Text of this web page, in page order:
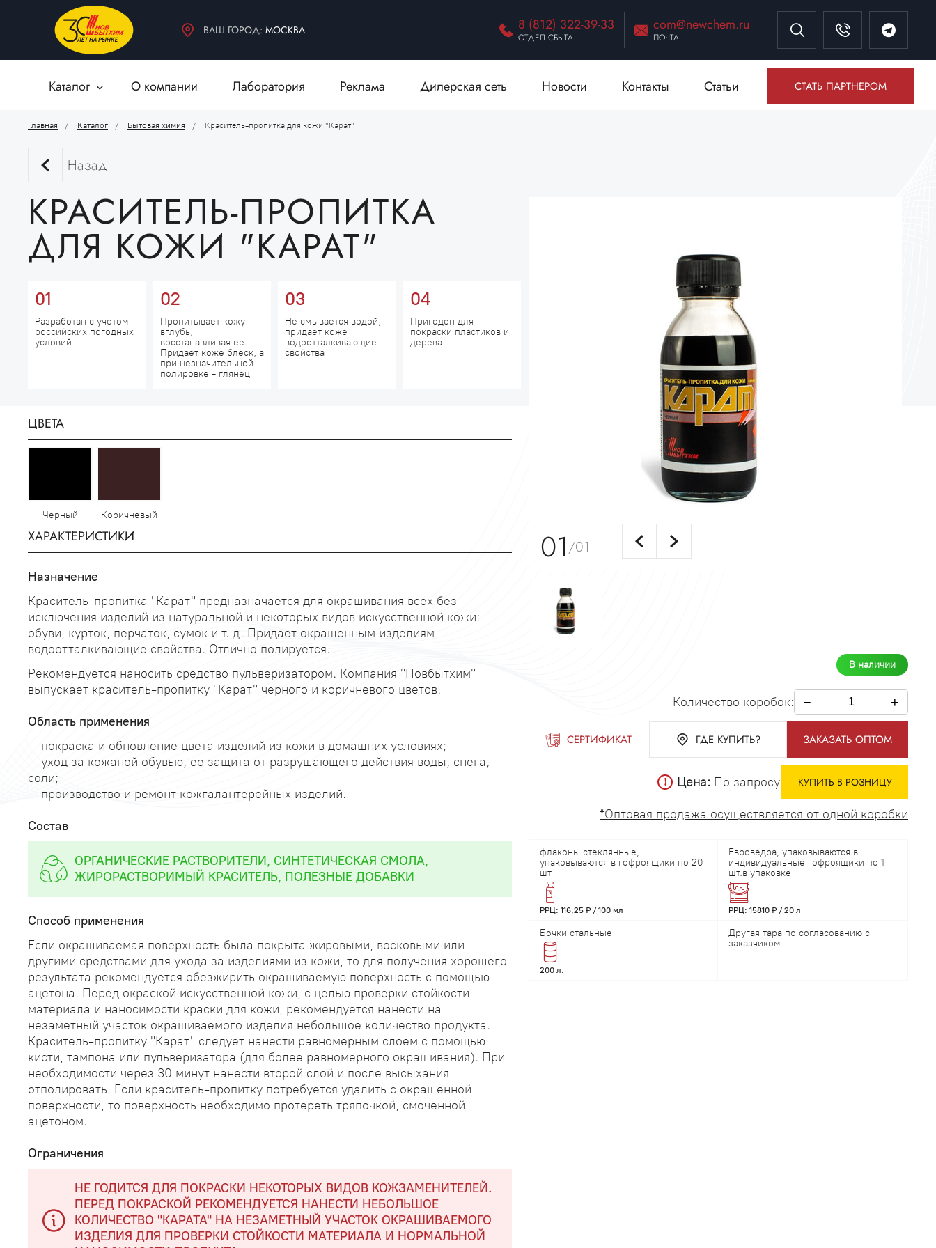
ВАШ ГОРОД: МОСКВА 8 (812) 322-39-33
ОТДЕЛ СБЫТА
com@newchem.ru
ПОЧТА
Каталог
БЫТОВАЯ ХИМИЯ
ДЕКОРАТИВНЫЕ МАТЕРИАЛЫ
ВСПОМОГАТЕЛЬНЫЕ МАТЕРИАЛЫ
О компании
Лаборатория Реклама Дилерская сеть Новости Контакты Статьи СТАТЬ ПАРТНЕРОМ
Главная Каталог Бытовая химия Краситель-пропитка для кожи "Карат"
Назад
КРАСИТЕЛЬ-ПРОПИТКА
ДЛЯ КОЖИ "КАРАТ"
01
Разработан с учетом
российских погодных
условий
02
Пропитывает кожу
вглубь,
восстанавливая ее.
Придает коже блеск, а
при незначительной
полировке - глянец
03
Не смывается водой,
придает коже
водоотталкивающие
свойства
04
Пригоден для
покраски пластиков и
дерева
ЦВЕТА
Черный Коричневый
ХАРАКТЕРИСТИКИ
Назначение
Краситель-пропитка "Карат" предназначается для окрашивания всех без
исключения изделий из натуральной и некоторых видов искусственной кожи:
обуви, курток, перчаток, сумок и т. д. Придает окрашенным изделиям
водоотталкивающие свойства. Отлично полируется.
Рекомендуется наносить средство пульверизатором. Компания "Новбытхим"
выпускает краситель-пропитку "Карат" черного и коричневого цветов.
Область применения
– покраска и обновление цвета изделий из кожи в домашних условиях;
– уход за кожаной обувью, ее защита от разрушающего действия воды, снега,
соли;
– производство и ремонт кожгалантерейных изделий.
Состав
ОРГАНИЧЕСКИЕ РАСТВОРИТЕЛИ, СИНТЕТИЧЕСКАЯ СМОЛА,
ЖИРОРАСТВОРИМЫЙ КРАСИТЕЛЬ, ПОЛЕЗНЫЕ ДОБАВКИ
Способ применения
Если окрашиваемая поверхность была покрыта жировыми, восковыми или
другими средствами для ухода за изделиями из кожи, то для получения хорошего
результата рекомендуется обезжирить окрашиваемую поверхность с помощью
ацетона. Перед окраской искусственной кожи, с целью проверки стойкости
материала и наносимости краски для кожи, рекомендуется нанести на
незаметный участок окрашиваемого изделия небольшое количество продукта.
Краситель-пропитку "Карат" следует нанести равномерным слоем с помощью
кисти, тампона или пульверизатора (для более равномерного окрашивания). При
необходимости через 30 минут нанести второй слой и после высыхания
отполировать. Если краситель-пропитку потребуется удалить с окрашенной
поверхности, то поверхность необходимо протереть тряпочкой, смоченной
ацетоном.
Ограничения
НЕ ГОДИТСЯ ДЛЯ ПОКРАСКИ НЕКОТОРЫХ ВИДОВ КОЖЗАМЕНИТЕЛЕЙ.
ПЕРЕД ПОКРАСКОЙ РЕКОМЕНДУЕТСЯ НАНЕСТИ НЕБОЛЬШОЕ
КОЛИЧЕСТВО "КАРАТА" НА НЕЗАМЕТНЫЙ УЧАСТОК ОКРАШИВАЕМОГО
ИЗДЕЛИЯ ДЛЯ ПРОВЕРКИ СТОЙКОСТИ МАТЕРИАЛА И НОРМАЛЬНОЙ
01 /01
В наличии
Количество коробок: − +
СЕРТИФИКАТ ГДЕ КУПИТЬ? ЗАКАЗАТЬ ОПТОМ
Цена: По запросу КУПИТЬ В РОЗНИЦУ
*Оптовая продажа осуществляется от одной коробки
флаконы стеклянные,
упаковываются в гофроящики по 20
шт
РРЦ: 116,25 ₽ / 100 мл
Евроведра, упаковываются в
индивидуальные гофроящики по 1
шт.в упаковке
РРЦ: 15810 ₽ / 20 л
Бочки стальные
200 л.
Другая тара по согласованию с
заказчиком